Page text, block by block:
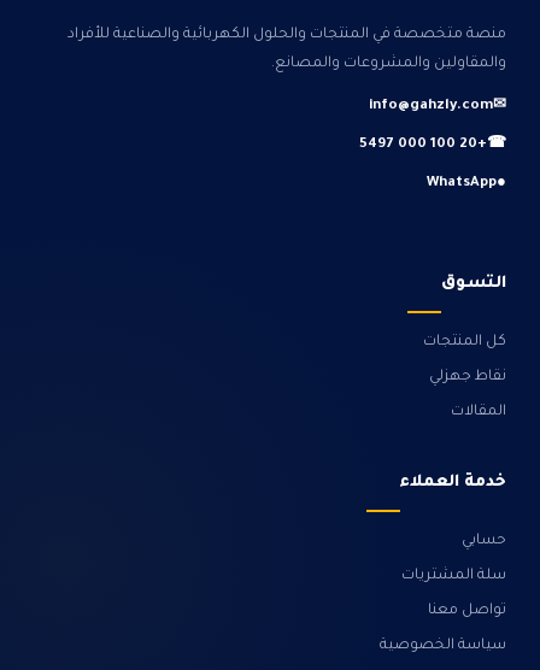
منصة متخصصة في المنتجات والحلول الكهربائية والصناعية للأفراد
والمقاولين والمشروعات والمصانع.
✉
info@gahzly.com
☎
+20 100 000 5497
●
WhatsApp
التسوق
كل المنتجات
نقاط جهزلي
المقالات
خدمة العملاء
حسابي
سلة المشتريات
تواصل معنا
سياسة الخصوصية